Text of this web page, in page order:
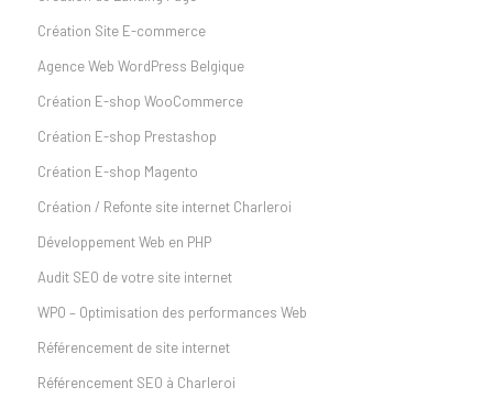
Création Site E-commerce
Agence Web WordPress Belgique
Création E-shop WooCommerce
Création E-shop Prestashop
Création E-shop Magento
Création / Refonte site internet Charleroi
Développement Web en PHP
Audit SEO de votre site internet
WPO – Optimisation des performances Web
Référencement de site internet
Référencement SEO à Charleroi